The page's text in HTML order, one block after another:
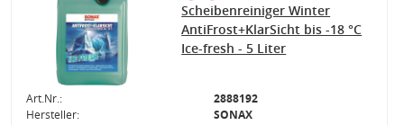
Scheibenreiniger Winter
AntiFrost+KlarSicht bis -18 °C
Ice-fresh - 5 Liter
Art.Nr.:
2888192
Hersteller:
SONAX